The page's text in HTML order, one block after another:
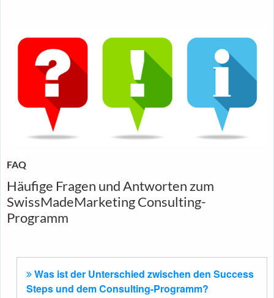
FAQ
Häufige Fragen und Antworten zum
SwissMadeMarketing Consulting-
Programm
Was ist der Unterschied zwischen den Success
Steps und dem Consulting-Programm?